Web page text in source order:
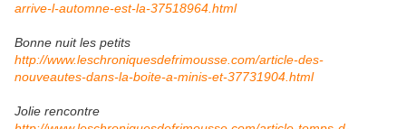
arrive-l-automne-est-la-37518964.html
Bonne nuit les petits
http://www.leschroniquesdefrimousse.com/article-des-
nouveautes-dans-la-boite-a-minis-et-37731904.html
Jolie rencontre